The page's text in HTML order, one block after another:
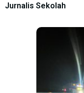
Jurnalis Sekolah